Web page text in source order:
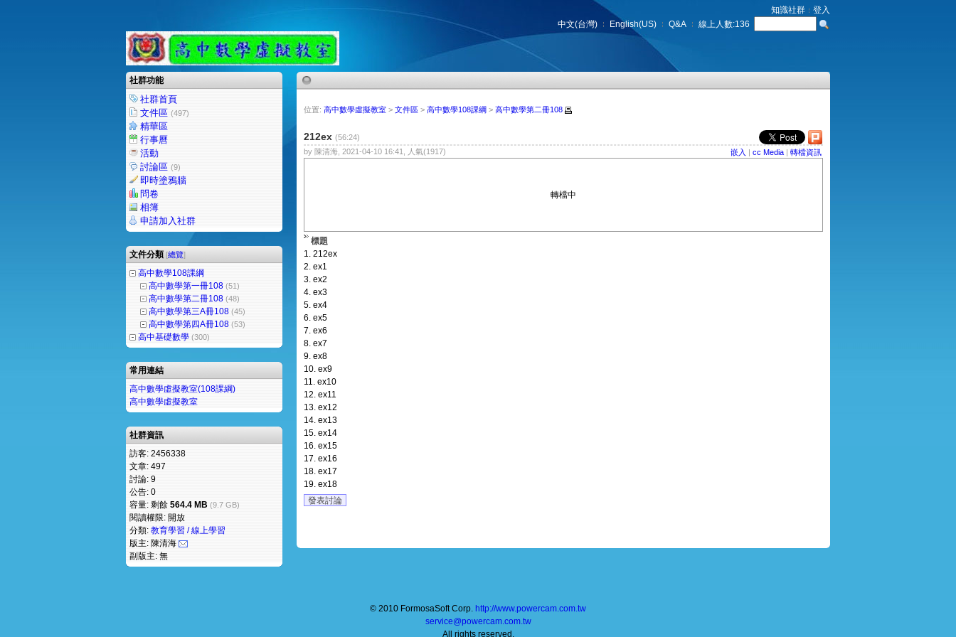
知識社群
登入
中文(台灣)
English(US) Q&A 線上人數:136
社群功能
社群首頁
文件區 (497)
精華區
行事曆
活動
討論區 (9)
即時塗鴉牆
問卷
相簿
申請加入社群
文件分類 [總覽]
高中數學108課綱
高中數學第一冊108 (51)
高中數學第二冊108 (48)
高中數學第三A冊108 (45)
高中數學第四A冊108 (53)
高中基礎數學 (300)
常用連結
高中數學虛擬教室(108課綱)
高中數學虛擬教室
社群資訊
訪客: 2456338
文章: 497
討論: 9
公告: 0
容量: 剩餘 564.4 MB (9.7 GB)
閱讀權限: 開放
分類: 教育學習 / 線上學習
版主: 陳清海
副版主: 無
位置: 高中數學虛擬教室 > 文件區 > 高中數學108課綱 > 高中數學第二冊108
212ex (56:24)
by 陳清海, 2021-04-10 16:41, 人氣(1917)
嵌入 | cc Media | 轉檔資訊
轉檔中
標題
1. 212ex
2. ex1
3. ex2
4. ex3
5. ex4
6. ex5
7. ex6
8. ex7
9. ex8
10. ex9
11. ex10
12. ex11
13. ex12
14. ex13
15. ex14
16. ex15
17. ex16
18. ex17
19. ex18
發表討論
© 2010 FormosaSoft Corp. http://www.powercam.com.tw
service@powercam.com.tw
All rights reserved.